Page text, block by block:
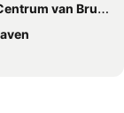
van Brugge